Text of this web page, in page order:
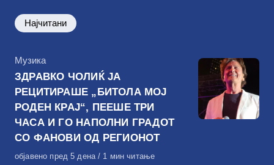
Најчитани
КАтегорија
Музика
ЗДРАВКО ЧОЛИЌ ЈА
РЕЦИТИРАШЕ „БИТОЛА МОЈ
РОДЕН КРАЈ“, ПЕЕШЕ ТРИ
ЧАСА И ГО НАПОЛНИ ГРАДОТ
СО ФАНОВИ ОД РЕГИОНОТ
Објавено
објавено пред 5 дена 1 мин читање